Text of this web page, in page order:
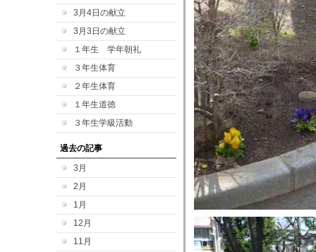
3月4日の献立
3月3日の献立
１年生 学年朝礼
３年生体育
２年生体育
１年生道徳
３年生学級活動
過去の記事
3月
2月
1月
12月
11月